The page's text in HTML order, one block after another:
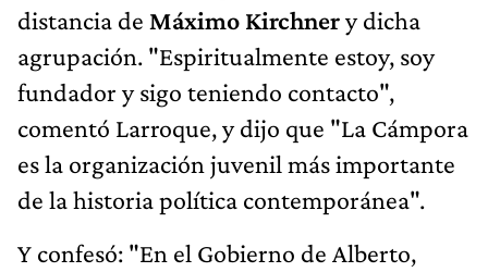
distancia de Máximo Kirchnery dicha
agrupación. "Espiritualmente estoy, soy
fundador y sigo teniendo contacto",
comentó Larroque, y dijo que "La Cámpora
es la organización juvenil más importante
de la historia política contemporánea".
Y confesó: "En el Gobierno de Alberto,